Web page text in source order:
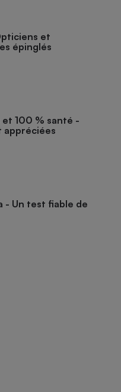
et
épinglés
100 % santé -
appréciées
- Un test fiable de